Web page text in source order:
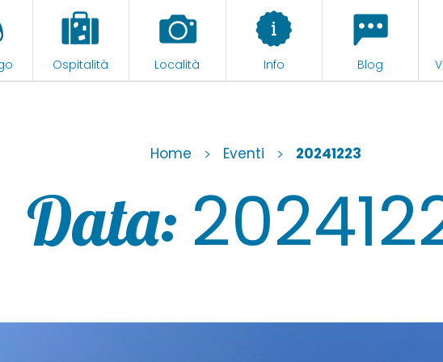
Ospitalità Località Info Blog
Home > Eventi > 20241223
Data: